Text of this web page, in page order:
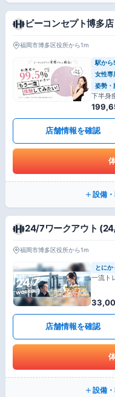
ビーコンセプト博多店
福岡市博多区役所から1m
駅から
女性専
姿勢・
下半身
店舗情報を確認
設備
24/7ワークアウト
福岡市博多区役所から1m
とにか
一流ト
店舗情報を確認
設備